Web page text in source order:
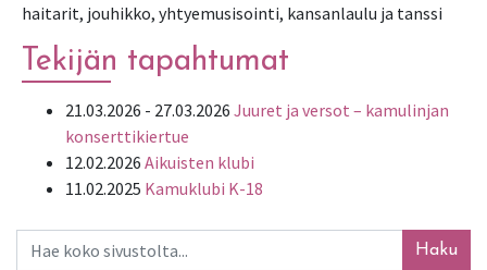
haitarit, jouhikko, yhtyemusisointi, kansanlaulu ja tanssi
Tekijän tapahtumat
21.03.2026 - 27.03.2026 Juuret ja versot – kamulinjan
konserttikiertue
12.02.2026 Aikuisten klubi
11.02.2025 Kamuklubi K-18
Haku